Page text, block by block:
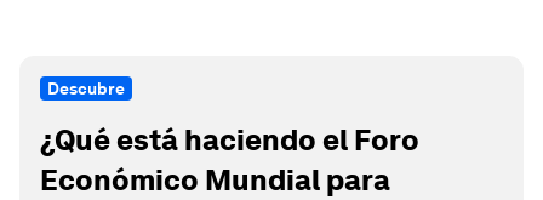
Descubre
¿Qué está haciendo el Foro
Económico Mundial para